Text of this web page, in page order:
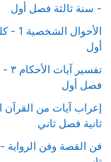
- سنة ثالثة فصل أول
أول
فصل أول
ثانية فصل ثاني
فن القصة وفن الرواية